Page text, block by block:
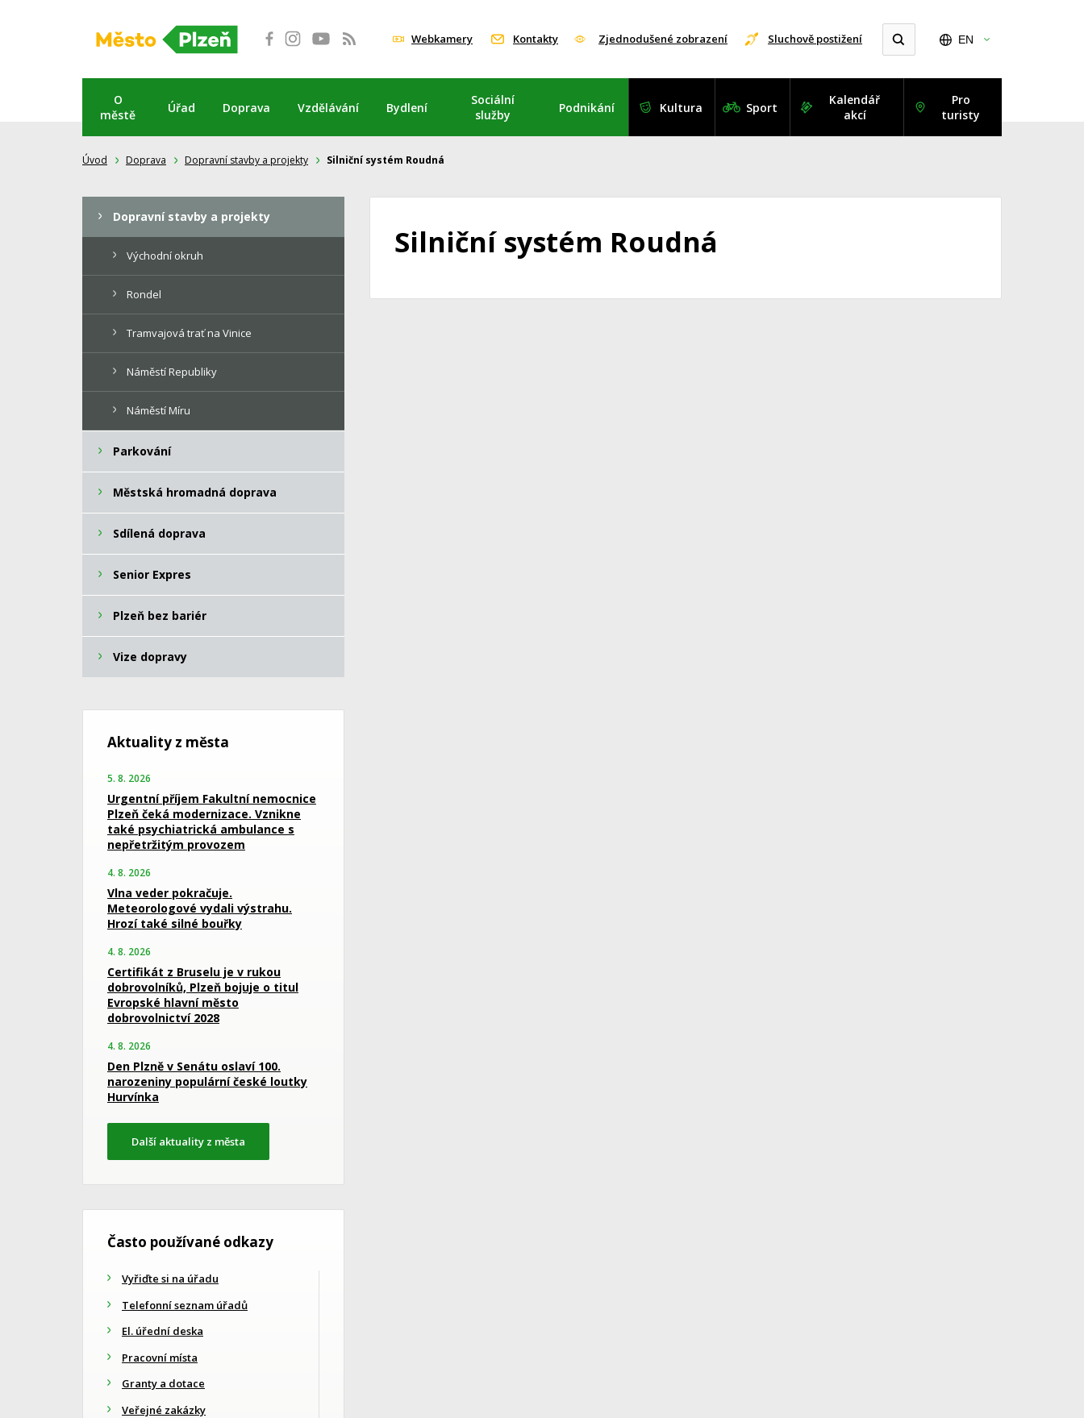
Webkamery Kontakty Zjednodušené zobrazení Sluchově postižení EN
O
městě
Úřad Doprava Vzdělávání Bydlení
Sociální
služby
Podnikání Kultura Sport
Kalendář
akcí
Pro
turisty
Úvod Doprava Dopravní stavby a projekty Silniční systém Roudná
Silniční systém Roudná
Dopravní stavby a projekty
Východní okruh
Rondel
Tramvajová trať na Vinice
Náměstí Republiky
Náměstí Míru
Parkování
Městská hromadná doprava
Sdílená doprava
Senior Expres
Plzeň bez bariér
Vize dopravy
Aktuality z města
5. 8. 2026
Urgentní příjem Fakultní nemocnice
Plzeň čeká modernizace. Vznikne
také psychiatrická ambulance s
nepřetržitým provozem
4. 8. 2026
Vlna veder pokračuje.
Meteorologové vydali výstrahu.
Hrozí také silné bouřky
4. 8. 2026
Certifikát z Bruselu je v rukou
dobrovolníků, Plzeň bojuje o titul
Evropské hlavní město
dobrovolnictví 2028
4. 8. 2026
Den Plzně v Senátu oslaví 100.
narozeniny populární české loutky
Hurvínka
Další aktuality z města
Často používané odkazy
Vyřiďte si na úřadu
Telefonní seznam úřadů
El. úřední deska
Pracovní místa
Granty a dotace
Veřejné zakázky